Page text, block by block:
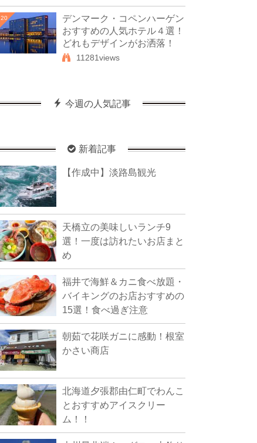
20
デンマーク・コペンハーゲン
おすすめの人気ホテル４選！
どれもデザインがお洒落！
11281views
今週の人気記事
新着記事
【作成中】淡路島観光
天橋立の美味しいランチ9
選！一度は訪れたいお店まと
め
福井で海鮮＆カニ食べ放題・
バイキングのお店おすすめの
15選！食べ過ぎ注意
朝茹で花咲ガニに感動！根室
かさい商店
北海道夕張郡由仁町でわんこ
とおすすめアイスクリー
ム！！